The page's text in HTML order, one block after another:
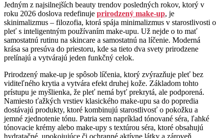
Jedným z najsilnejších beauty trendov posledných rokov, ktorý v
roku 2026 doslova redefinuje prirodzený make-up, je
skinimalizmus – filozofia, ktorá spája minimalizmus v starostlivosti o
pleť s inteligentným používaním make-upu. Už nejde o to mať
samostatnú rutinu na skincare a samostatnú na líčenie. Moderná
krása sa presúva do priestoru, kde sa tieto dva svety prirodzene
prelínajú a vytvárajú jeden funkčný celok.
Prirodzený make-up je spôsob líčenia, ktorý zvýrazňuje pleť bez
viditeľného krytia a vytvára efekt druhej kože. Základom tohto
prístupu je myšlienka, že pleť nemá byť prekrytá, ale podporená.
Namiesto ťažkých vrstiev klasického make-upu sa do popredia
dostávajú produkty, ktoré kombinujú starostlivosť o pokožku a
jemné zjednotenie tónu. Patria sem napríklad tónované séra, ľahké
tónovacie krémy alebo make-upy s textúrou séra, ktoré obsahujú